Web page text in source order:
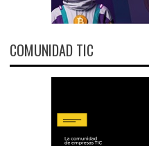
COMUNIDAD TIC